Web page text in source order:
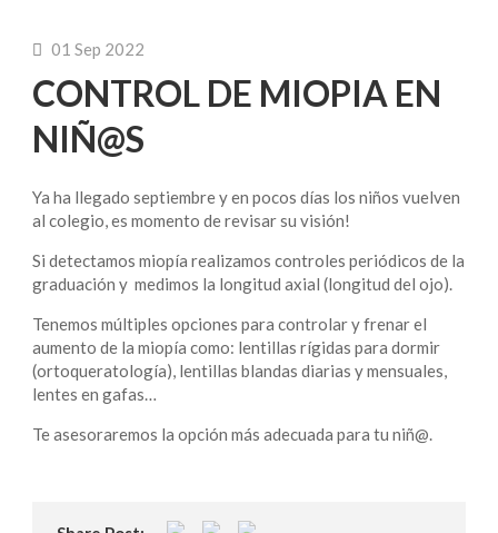
01 Sep 2022
CONTROL DE MIOPIA EN
NIÑ@S
Ya ha llegado septiembre y en pocos días los niños vuelven
al colegio, es momento de revisar su visión!
Si detectamos miopía realizamos controles periódicos de la
graduación y medimos la longitud axial (longitud del ojo).
Tenemos múltiples opciones para controlar y frenar el
aumento de la miopía como: lentillas rígidas para dormir
(ortoqueratología), lentillas blandas diarias y mensuales,
lentes en gafas…
Te asesoraremos la opción más adecuada para tu niñ@.